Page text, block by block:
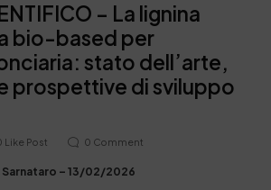
– La lignina
bio-based per
stato dell’arte,
prospettive di sviluppo
Like Post 0 Comment
Sarnataro – 13/02/2026